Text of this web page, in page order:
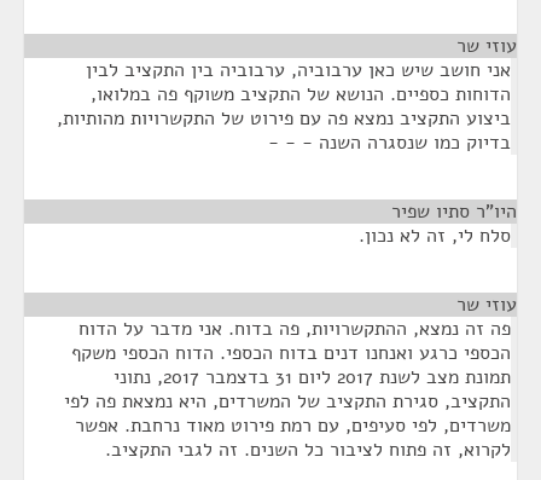
עוזי שר
אני חושב שיש כאן ערבוביה, ערבוביה בין התקציב לבין
הדוחות כספיים. הנושא של התקציב משוקף פה במלואו,
ביצוע התקציב נמצא פה עם פירוט של התקשרויות מהותיות,
בדיוק כמו שנסגרה השנה - - -
היו"ר סתיו שפיר
סלח לי, זה לא נכון.
עוזי שר
פה זה נמצא, ההתקשרויות, פה בדוח. אני מדבר על הדוח
הכספי כרגע ואנחנו דנים בדוח הכספי. הדוח הכספי משקף
תמונת מצב לשנת 2017 ליום 31 בדצמבר 2017, נתוני
התקציב, סגירת התקציב של המשרדים, היא נמצאת פה לפי
משרדים, לפי סעיפים, עם רמת פירוט מאוד נרחבת. אפשר
לקרוא, זה פתוח לציבור כל השנים. זה לגבי התקציב.